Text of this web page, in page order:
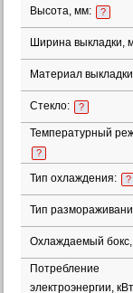
Высота, мм: ?
Ширина выкладки,
Материал
Стекло: ?
Температурный
?
Тип охлаждения: ?
Тип
Охлаждаемый
Потребление
электроэнергии,